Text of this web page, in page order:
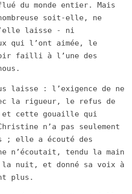
du monde entier. Mais
soit-elle, ne
laisse - ni
qui l’ont aimée, le
failli à l’une des
laisse : l’exigence de ne
la rigueur, le refus de
et cette gouaille qui
n’a pas seulement
; elle a écouté des
n’écoutait, tendu la main
la nuit, et donné sa voix à
plus.